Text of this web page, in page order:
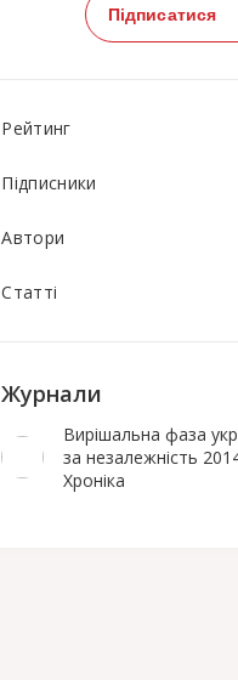
Підписатися
Рейтинг
Підписники
Автори
Статті
Журнали
Вирішальна фаза
за незалежність
Хроніка